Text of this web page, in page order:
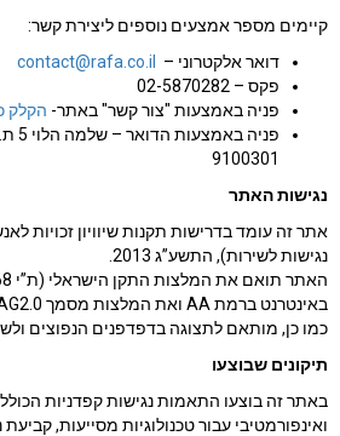
קיימים מספר אמצעים נוספים ליצירת קשר:
דואר אלקטרוני –
contact@rafa.co.il
פקס – 02-5870282
פניה באמצעות "צור קשר" באתר- הקלק
9100301
נגישות האתר
אתר זה עומד בדרישות תקנות שיוויון זכויות
נגישות לשירות), התשע”ג 2013.
באינטרנט ברמת AA ואת המלצות מסמך WCAG2.0 מאת ארגון W3C.
כמו כן, מותאם לתצוגה בדפדפנים הנפוצים
תיקונים שבוצעו
באתר זה בוצעו התאמות נגישות קפדניות
ואינפורמטיבי עבור טכנולוגיות מסייעות,